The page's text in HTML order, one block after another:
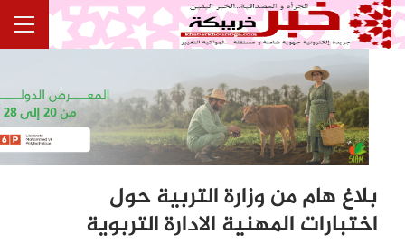
بلاغ هام من وزارة التربية حول
اختبارات المهنية الادارة التربوية